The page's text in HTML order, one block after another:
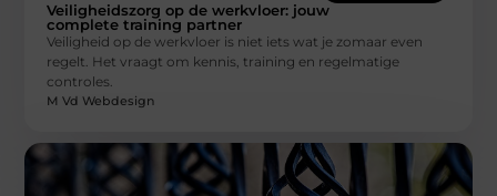
Veiligheidszorg op de werkvloer: jouw
complete training partner
Veiligheid op de werkvloer is niet iets wat je zomaar even
regelt. Het vraagt om kennis, training en regelmatige
controles.
M Vd Webdesign